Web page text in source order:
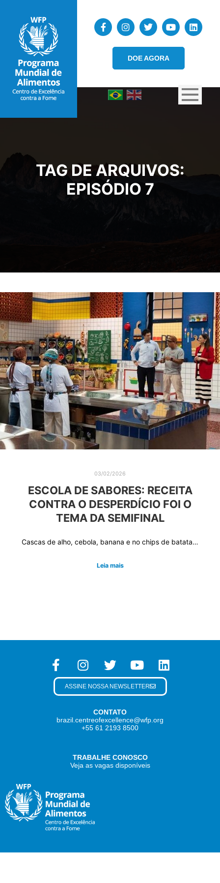
DOE AGORA
TAG DE ARQUIVOS:
EPISÓDIO 7
03/02/2026
ESCOLA DE SABORES: RECEITA
CONTRA O DESPERDÍCIO FOI O
TEMA DA SEMIFINAL
Cascas de alho, cebola, banana e no chips de batata…
Leia mais
CONTATO
brazil.centreofexcellence@wfp.org
+55 61 2193 8500
TRABALHE CONOSCO
Veja as vagas disponíveis
ASSINE NOSSA NEWSLETTER